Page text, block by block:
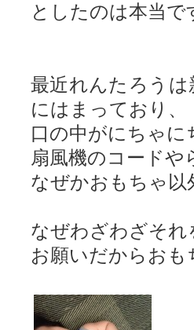
としたのは本当で
最近れんたろう
にはまっており、
口の中がにちゃ
扇風機のコード
なぜかおもちゃ
なぜわざわざそ
お願いだからお